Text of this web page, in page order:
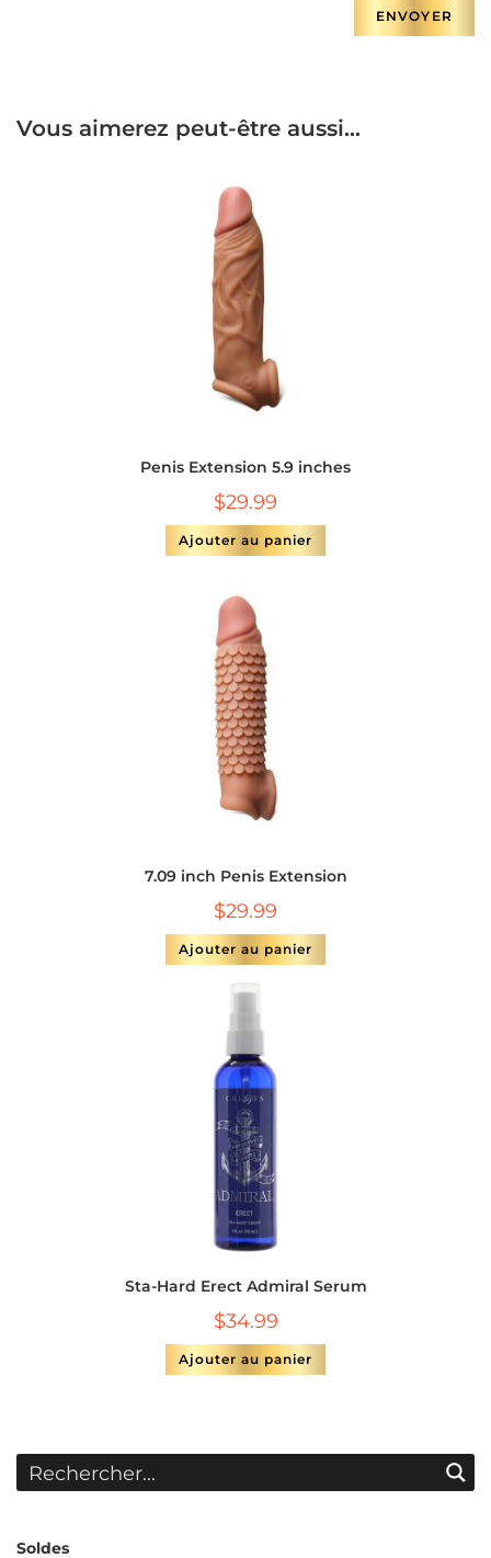
Vous aimerez peut-être aussi…
Penis Extension 5.9 inches
$29.99
Ajouter au panier
7.09 inch Penis Extension
$29.99
Ajouter au panier
Sta-Hard Erect Admiral Serum
$34.99
Ajouter au panier
Soldes